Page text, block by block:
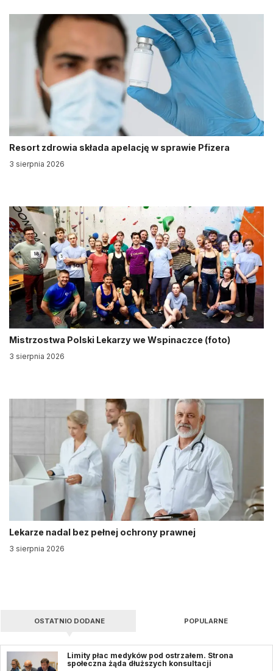
Resort zdrowia składa apelację w sprawie Pfizera
3 sierpnia 2026
Mistrzostwa Polski Lekarzy we Wspinaczce (foto)
3 sierpnia 2026
Lekarze nadal bez pełnej ochrony prawnej
3 sierpnia 2026
OSTATNIO DODANE POPULARNE
Limity płac medyków pod ostrzałem. Strona
społeczna żąda dłuższych konsultacji